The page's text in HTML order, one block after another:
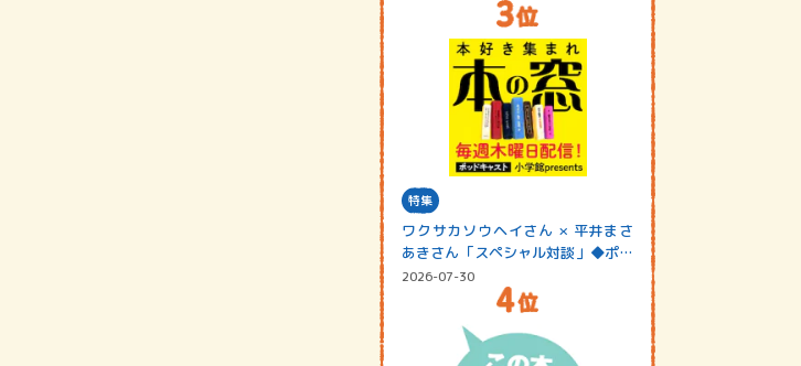
特集
ワクサカソウヘイさん × 平井まさ
あきさん「スペシャル対談」◆ポッ
ドキャスト…
2026-07-30